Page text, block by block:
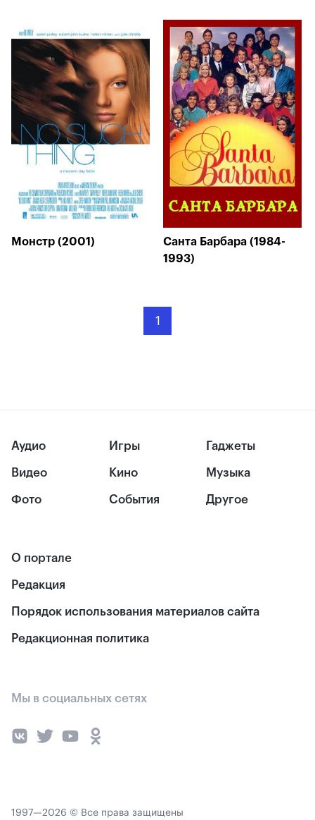
Монстр (2001)
Санта Барбара (1984-
1993)
1
Аудио
Видео
Фото
Игры
Кино
События
Гаджеты
Музыка
Другое
О портале
Редакция
Порядок использования материалов сайта
Редакционная политика
Мы в социальных сетях
1997—2026 © Все права защищены